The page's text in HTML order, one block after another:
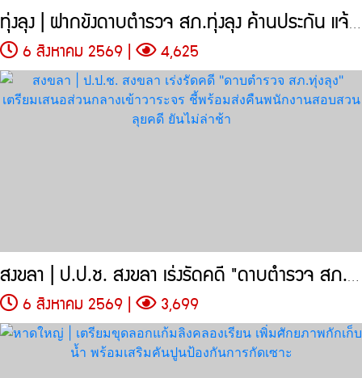
ทุ่งลุง | ฝากขังดาบตำรวจ สภ.ทุ่งลุง ค้านประกัน แจ้งข้อหาเพิ่ม
6 สิงหาคม 2569 | 4,625
สงขลา | ป.ป.ช. สงขลา เร่งรัดคดี "ดาบตำรวจ สภ.ทุ่งลุง"
6 สิงหาคม 2569 | 3,699